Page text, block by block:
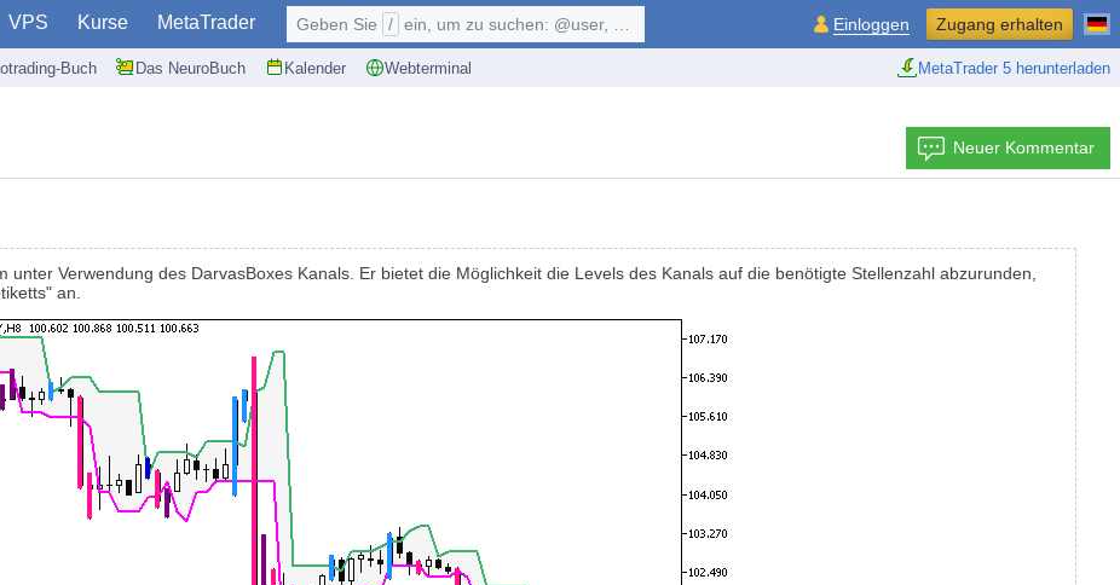
VPS Kurse MetaTrader
Buch Das NeuroBuch Kalender Webterminal MetaTrader 5 herunterladen
Geben Sie / ein, um zu suchen: @user, $symbol, ... Einloggen Zugang erhalten
Neuer Kommentar
unter Verwendung des DarvasBoxes Kanals. Er bietet die Möglichkeit die Levels des Kanals auf die benötigte Stellenzahl abzurunden,
an.